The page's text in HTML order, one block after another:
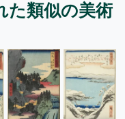
た類似の美術